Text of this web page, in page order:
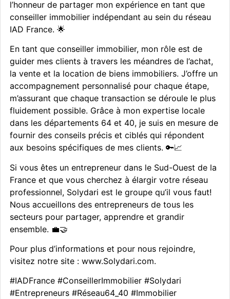
l’honneur de partager mon expérience en tant que
conseiller immobilier indépendant au sein du réseau
IAD France. 🌟
En tant que conseiller immobilier, mon rôle est de
guider mes clients à travers les méandres de l’achat,
la vente et la location de biens immobiliers. J’offre un
accompagnement personnalisé pour chaque étape,
m’assurant que chaque transaction se déroule le plus
fluidement possible. Grâce à mon expertise locale
dans les départements 64 et 40, je suis en mesure de
fournir des conseils précis et ciblés qui répondent
aux besoins spécifiques de mes clients. 🔑📈
Si vous êtes un entrepreneur dans le Sud-Ouest de la
France et que vous cherchez à élargir votre réseau
professionnel, Solydari est le groupe qu’il vous faut!
Nous accueillons des entrepreneurs de tous les
secteurs pour partager, apprendre et grandir
ensemble. 💼🤝
Pour plus d’informations et pour nous rejoindre,
visitez notre site : www.Solydari.com.
#IADFrance #ConseillerImmobilier #Solydari
#Entrepreneurs #Réseau64_40 #Immobilier